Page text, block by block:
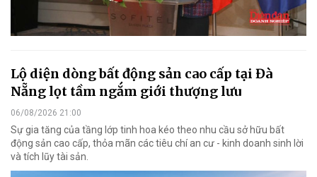
Lộ diện dòng bất động sản cao cấp tại Đà
Nẵng lọt tầm ngắm giới thượng lưu
06/08/2026 21:00
Sự gia tăng của tầng lớp tinh hoa kéo theo nhu cầu sở hữu bất
động sản cao cấp, thỏa mãn các tiêu chí an cư - kinh doanh sinh lời
và tích lũy tài sản.